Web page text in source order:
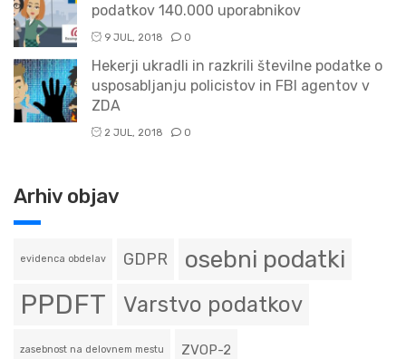
podatkov 140.000 uporabnikov
9 JUL, 2018 0
Hekerji ukradli in razkrili številne podatke o
usposabljanju policistov in FBI agentov v
ZDA
2 JUL, 2018 0
Arhiv objav
evidenca obdelav GDPR osebni podatki
PPDFT Varstvo podatkov
zasebnost na delovnem mestu ZVOP-2